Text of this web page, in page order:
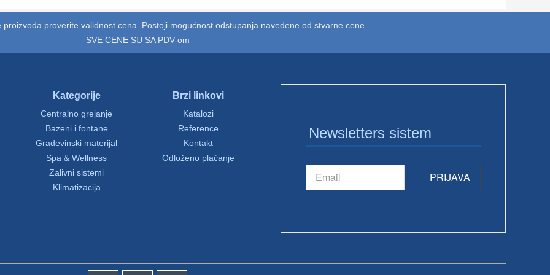
proverite validnost cena. Postoji mogućnost odstupanja navedene od stvarne cene.
SVE CENE SU SA PDV-om
Kategorije
Centralno grejanje
Bazeni i fontane
Građevinski materijal
Spa & Wellness
Zalivni sistemi
Klimatizacija
Brzi linkovi
Katalozi
Reference
Kontakt
Odloženo plaćanje
Newsletters sistem
PRIJAVA